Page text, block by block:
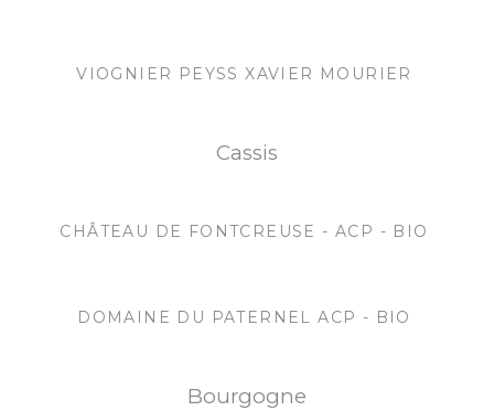
VIOGNIER PEYSS XAVIER MOURIER
Cassis
CHÂTEAU DE FONTCREUSE - ACP - BIO
DOMAINE DU PATERNEL ACP - BIO
Bourgogne